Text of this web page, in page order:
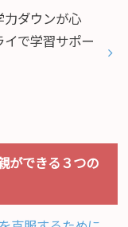
力ダウンが心
イで学習サポー
ができる３つの